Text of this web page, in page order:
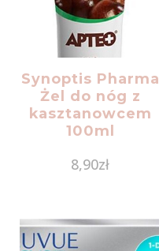
Synoptis Pharma
Żel do nóg z
kasztanowcem
100ml
8,90zł